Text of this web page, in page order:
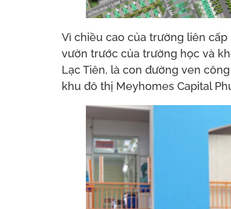
Vì chiều cao của trường liên
vườn trước của trường học và
Lạc Tiên, là con đường ven
khu đô thị Meyhomes Capital